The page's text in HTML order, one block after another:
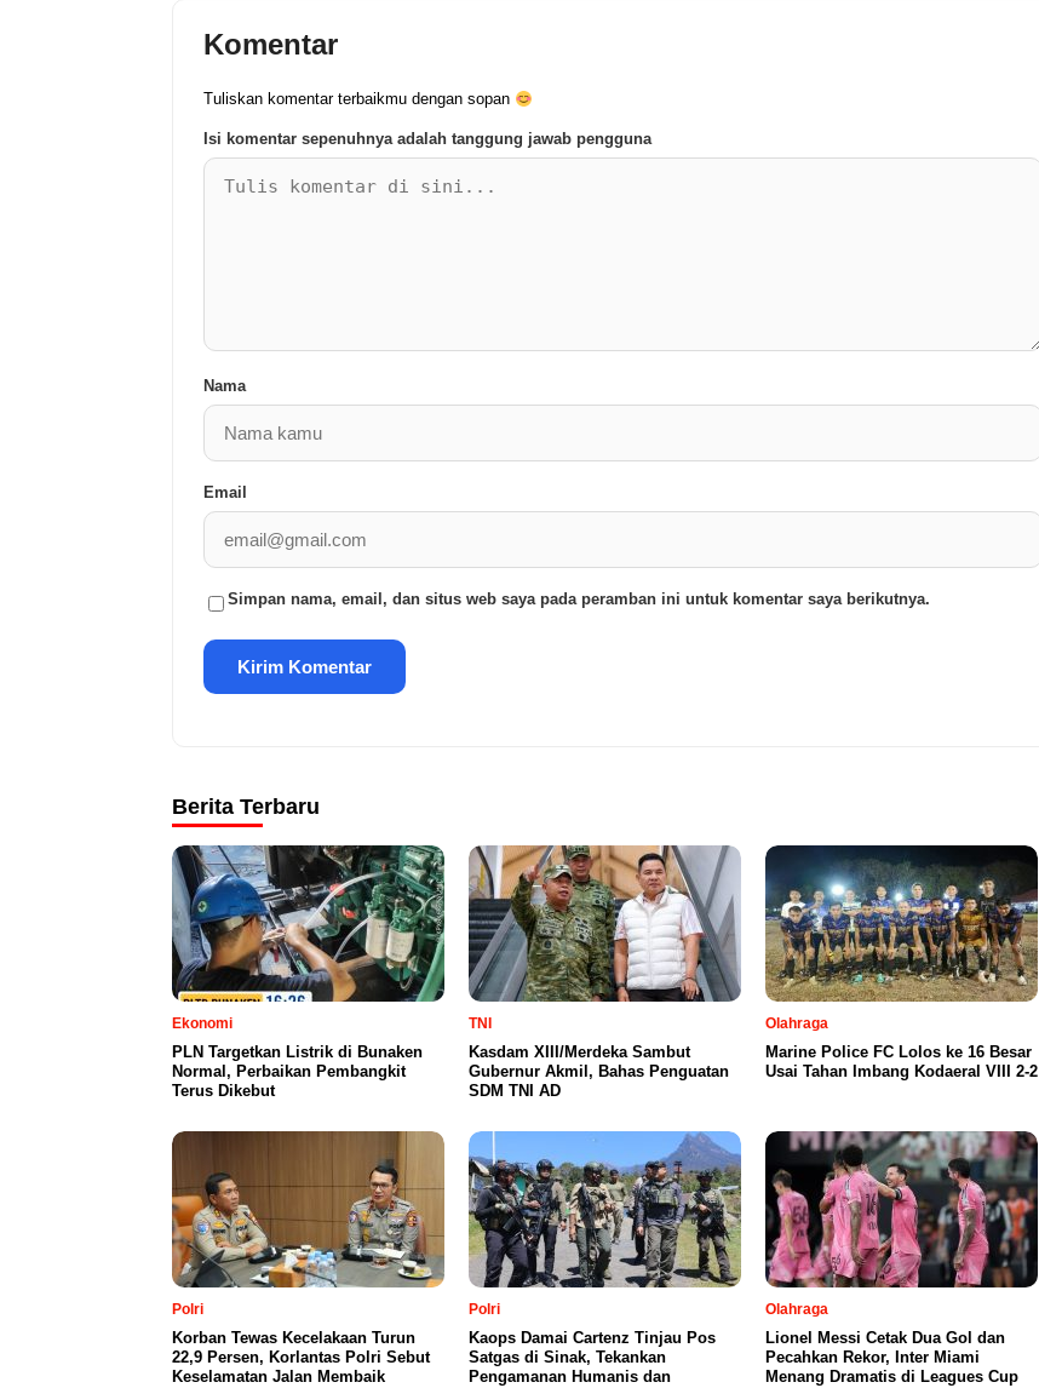
Komentar
Tuliskan komentar terbaikmu dengan sopan
Isi komentar sepenuhnya adalah tanggung jawab pengguna
Nama
Email
Simpan nama, email, dan situs web saya pada peramban ini untuk komentar saya berikutnya.
Berita Terbaru
Ekonomi
PLN Targetkan Listrik di Bunaken
Normal, Perbaikan Pembangkit
Terus Dikebut
TNI
Kasdam XIII/Merdeka Sambut
Gubernur Akmil, Bahas Penguatan
SDM TNI AD
Olahraga
Marine Police FC Lolos ke 16 Besar
Usai Tahan Imbang Kodaeral VIII 2-2
Polri
Korban Tewas Kecelakaan Turun
22,9 Persen, Korlantas Polri Sebut
Keselamatan Jalan Membaik
Polri
Kaops Damai Cartenz Tinjau Pos
Satgas di Sinak, Tekankan
Pengamanan Humanis dan
Olahraga
Lionel Messi Cetak Dua Gol dan
Pecahkan Rekor, Inter Miami
Menang Dramatis di Leagues Cup